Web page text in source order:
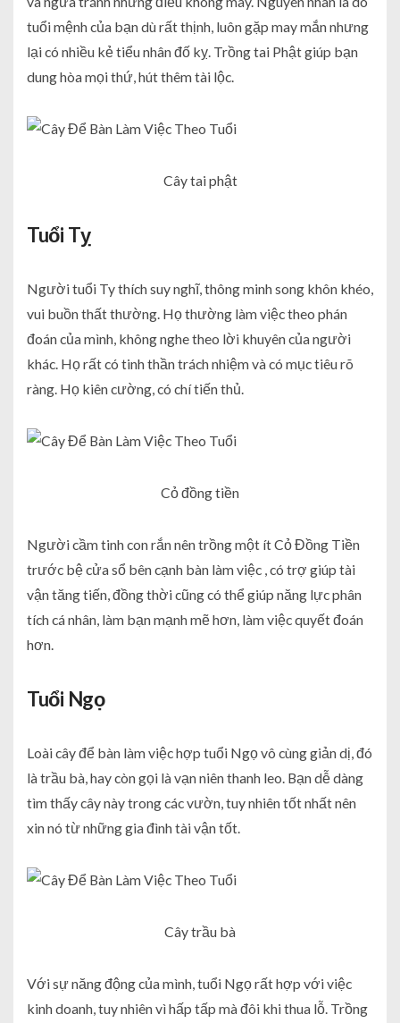
tuổi mệnh của bạn dù rất thịnh, luôn gặp may mắn nhưng
lại có nhiều kẻ tiểu nhân đố kỵ. Trồng tai Phật giúp bạn
dung hòa mọi thứ, hút thêm tài lộc.
Cây tai phật
Tuổi Tỵ
Người tuổi Ty thích suy nghĩ, thông minh song khôn khéo,
vui buồn thất thường. Họ thường làm việc theo phán
đoán của mình, không nghe theo lời khuyên của người
khác. Họ rất có tinh thần trách nhiệm và có mục tiêu rõ
ràng. Họ kiên cường, có chí tiến thủ.
Cỏ đồng tiền
Người cầm tinh con rắn nên trồng một ít Cỏ Đồng Tiền
trước bệ cửa sổ bên cạnh bàn làm việc , có trợ giúp tài
vận tăng tiến, đồng thời cũng có thể giúp năng lực phân
tích cá nhân, làm bạn mạnh mẽ hơn, làm việc quyết đoán
hơn.
Tuổi Ngọ
Loài cây để bàn làm việc hợp tuổi Ngọ vô cùng giản dị, đó
là trầu bà, hay còn gọi là vạn niên thanh leo. Bạn dễ dàng
tìm thấy cây này trong các vườn, tuy nhiên tốt nhất nên
xin nó từ những gia đình tài vận tốt.
Cây trầu bà
Với sự năng động của mình, tuổi Ngọ rất hợp với việc
kinh doanh, tuy nhiên vì hấp tấp mà đôi khi thua lỗ. Trồng